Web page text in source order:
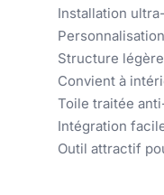
Installation
Structure
Convient à
Toile traitée
Intégration
Outil attractif